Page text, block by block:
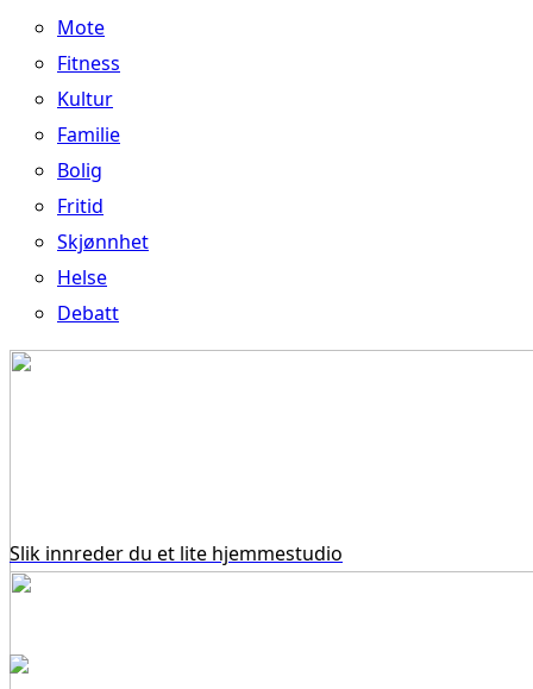
Mote
Fitness
Kultur
Familie
Bolig
Fritid
Skjønnhet
Helse
Debatt
Slik innreder du et lite hjemmestudio